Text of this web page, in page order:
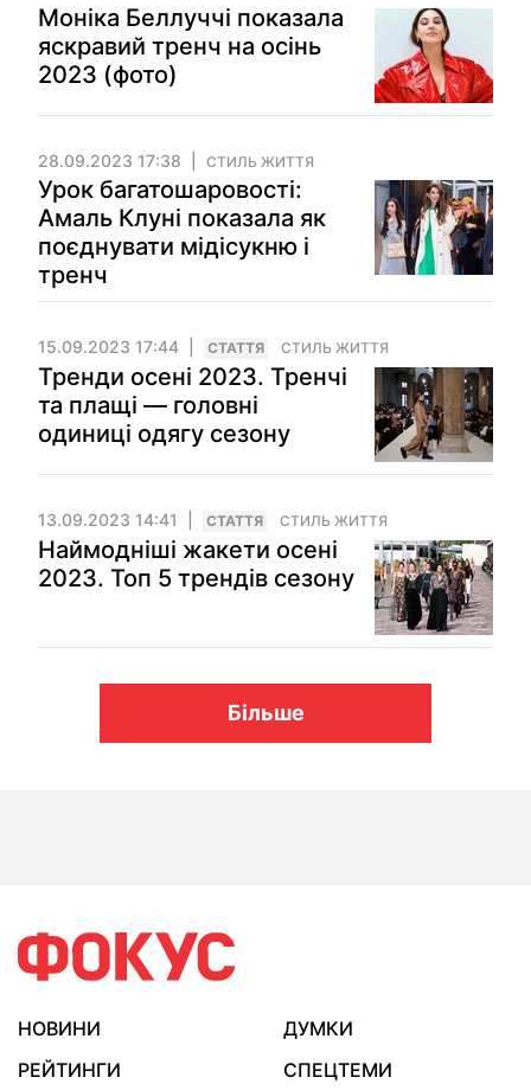
Моніка Беллуччі показала
яскравий тренч на осінь
2023 (фото)
28.09.2023 17:38 СТИЛЬ ЖИТТЯ
Урок багатошаровості:
Амаль Клуні показала як
поєднувати мідісукню і
тренч
15.09.2023 17:44 СТАТТЯ СТИЛЬ ЖИТТЯ
Тренди осені 2023. Тренчі
та плащі — головні
одиниці одягу сезону
13.09.2023 14:41 СТАТТЯ СТИЛЬ ЖИТТЯ
Наймодніші жакети осені
2023. Топ 5 трендів сезону
Більше
НОВИНИ
ДУМКИ
РЕЙТИНГИ
СПЕЦТЕМИ